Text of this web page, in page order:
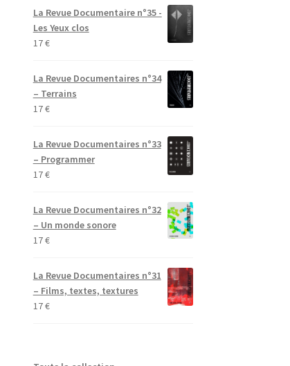
La Revue Documentaire n°35 -
Les Yeux clos
17€
La Revue Documentaires n°34
– Terrains
17€
La Revue Documentaires n°33
– Programmer
17€
La Revue Documentaires n°32
– Un monde sonore
17€
La Revue Documentaires n°31
– Films, textes, textures
17€